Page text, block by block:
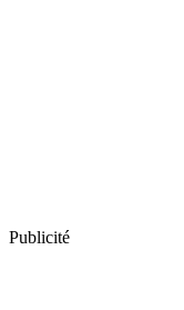
Publicité